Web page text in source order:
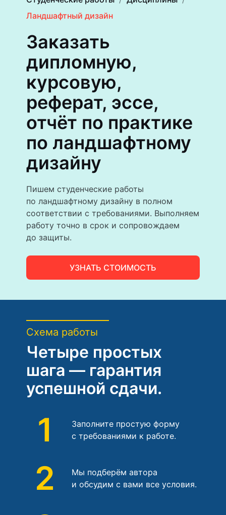
Ландшафтный дизайн
Заказать
дипломную,
курсовую,
реферат, эссе,
отчёт по практике
по ландшафтному
дизайну
Пишем студенческие работы
по ландшафтному дизайну в полном
соответствии с требованиями. Выполняем
работу точно в срок и сопровождаем
до защиты.
УЗНАТЬ СТОИМОСТЬ
Схема работы
Четыре простых
шага — гарантия
успешной сдачи.
1
Заполните простую форму
с требованиями к работе.
2
Мы подберём автора
и обсудим с вами все условия.